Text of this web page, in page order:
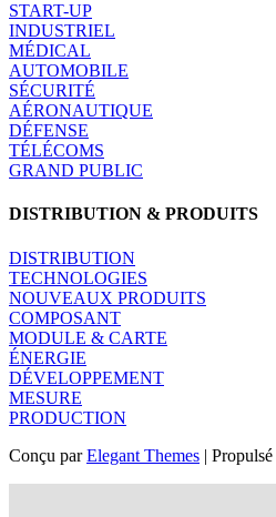
START-UP
INDUSTRIEL
MÉDICAL
AUTOMOBILE
SÉCURITÉ
AÉRONAUTIQUE
DÉFENSE
TÉLÉCOMS
GRAND PUBLIC
DISTRIBUTION & PRODUITS
DISTRIBUTION
TECHNOLOGIES
NOUVEAUX PRODUITS
COMPOSANT
MODULE & CARTE
ÉNERGIE
DÉVELOPPEMENT
MESURE
PRODUCTION
Conçu parElegant Themes |